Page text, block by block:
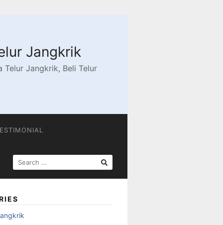
Jangkrik
Telur Jangkrik, Beli Telur
SEARCH
FOR: